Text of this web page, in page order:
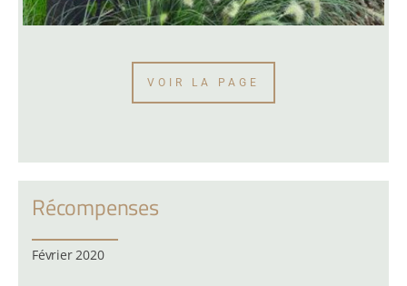
VOIR LA PAGE
Récompenses
Février 2020